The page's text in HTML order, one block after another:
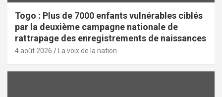
Togo : Plus de 7000 enfants vulnérables ciblés
par la deuxième campagne nationale de
rattrapage des enregistrements de naissances
4 août 2026 La voix de la nation